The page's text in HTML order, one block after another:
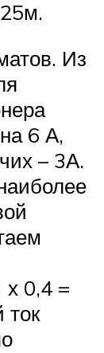
Из
6 А,
– 3А.
х 0,4 =
ток